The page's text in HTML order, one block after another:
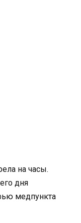
на часы.
дня
медпункта